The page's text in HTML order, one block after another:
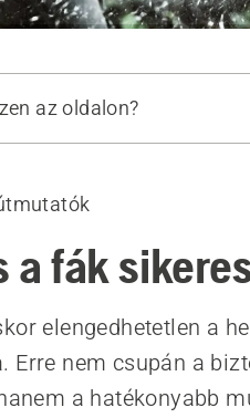
az oldalon?
előre
kiválasztása
ellenőrzése
a szerszámot
a fák
elengedhetetlen a
Erre nem csupán a
a hatékonyabb